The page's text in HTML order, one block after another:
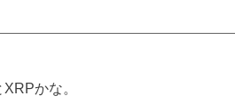
かな。